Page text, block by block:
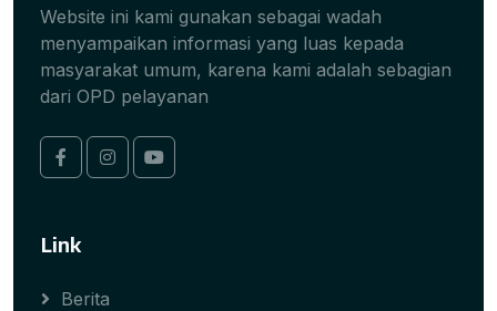
Website ini kami gunakan sebagai wadah
menyampaikan informasi yang luas kepada
masyarakat umum, karena kami adalah sebagian
dari OPD pelayanan
Link
Berita